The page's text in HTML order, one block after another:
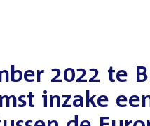
2022 te
inzake